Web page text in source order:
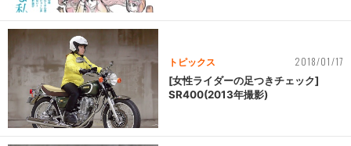
トピックス 2018/01/17
[女性ライダーの足つきチェック]
SR400(2013年撮影)